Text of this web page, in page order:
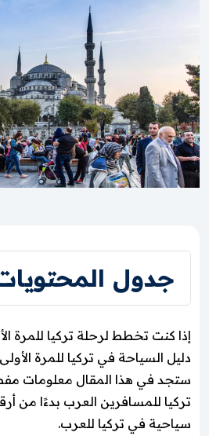
جدول
إذا كنت تخطط لرحلة تركيا للمرة
دليل السياحة في تركيا للمرة
ستجد في هذا المقال معلومات
تركيا للمسافرين العرب بدءًا من
سياحية في تركيا للعرب.